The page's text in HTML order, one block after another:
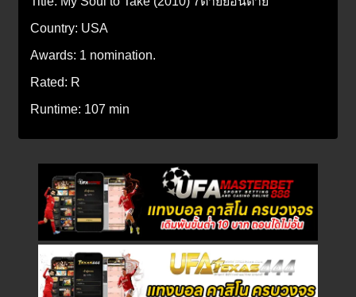
Country: USA
Awards: 1 nomination.
Rated: R
Runtime: 107 min